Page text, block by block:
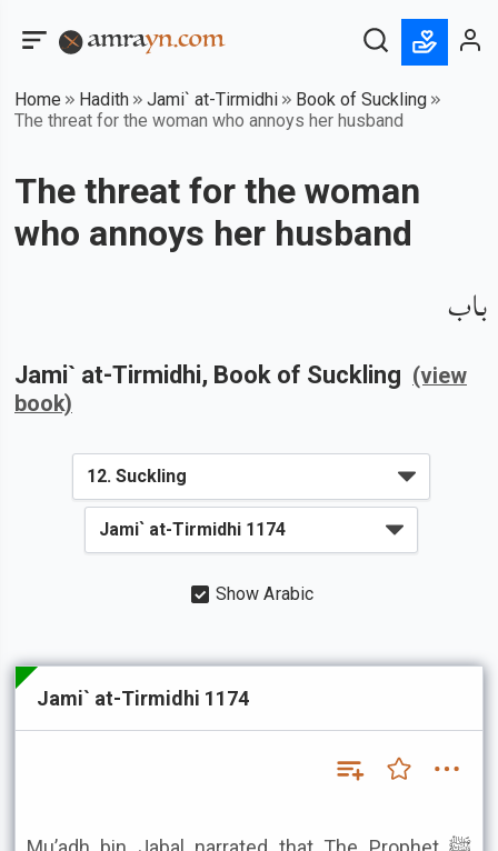
Home Hadith Jami` at-Tirmidhi
Book of Suckling
The threat for the woman who annoys her husband
The threat for the woman
who annoys her husband
باب
Jami` at-Tirmidhi, Book of Suckling (view
book)
Show Arabic
Jami` at-Tirmidhi 1174